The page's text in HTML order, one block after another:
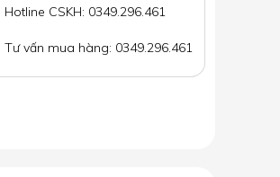
Hotline CSKH: 0349.296.461
Tư vấn mua hàng: 0349.296.461